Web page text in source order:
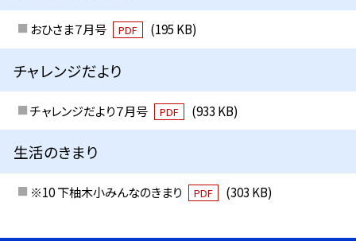
おひさま７月号 PDF (195 KB)
チャレンジだより
チャレンジだより７月号 PDF (933 KB)
生活のきまり
※10 下柚木小みんなのきまり PDF (303 KB)